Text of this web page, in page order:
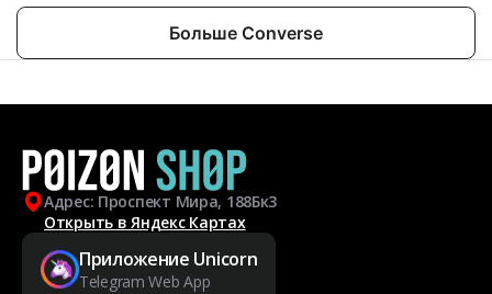
Больше Converse
Адрес: Проспект Мира, 188Бк3
Открыть в Яндекс Картах
Приложение Unicorn
Telegram Web App